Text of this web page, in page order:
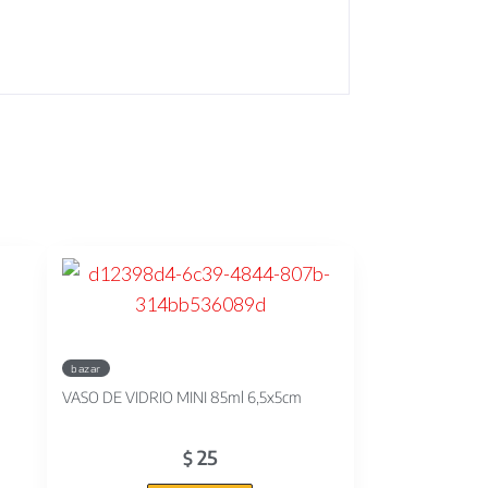
bazar
VASO DE VIDRIO MINI 85ml 6,5x5cm
$25